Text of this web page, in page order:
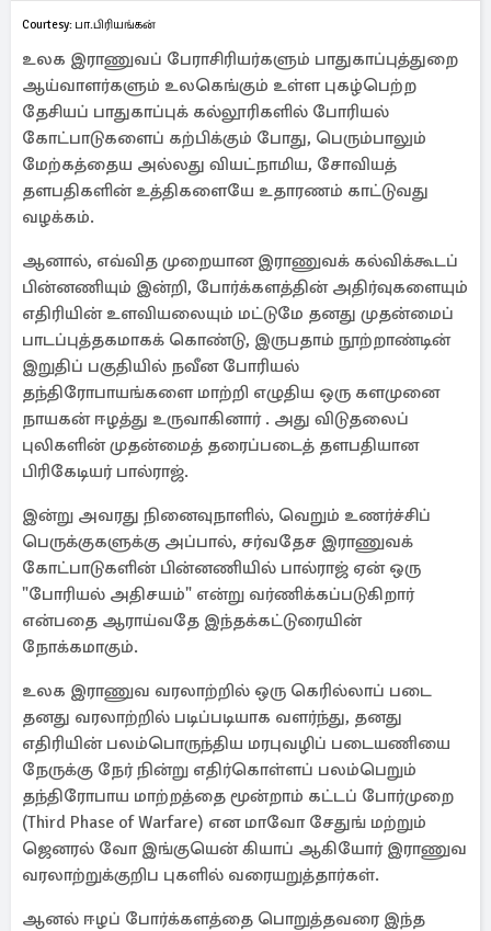
Courtesy: பா.பிரியங்கன்
உலக இராணுவப் பேராசிரியர்களும் பாதுகாப்புத்துறை
ஆய்வாளர்களும் உலகெங்கும் உள்ள புகழ்பெற்ற
தேசியப் பாதுகாப்புக் கல்லூரிகளில் போரியல்
கோட்பாடுகளைப் கற்பிக்கும் போது, பெரும்பாலும்
மேற்கத்தைய அல்லது வியட்நாமிய, சோவியத்
தளபதிகளின் உத்திகளையே உதாரணம் காட்டுவது
வழக்கம்.
ஆனால், எவ்வித முறையான இராணுவக் கல்விக்கூடப்
பின்னணியும் இன்றி, போர்க்களத்தின் அதிர்வுகளையும்
எதிரியின் உளவியலையும் மட்டுமே தனது முதன்மைப்
பாடப்புத்தகமாகக் கொண்டு, இருபதாம் நூற்றாண்டின்
இறுதிப் பகுதியில் நவீன போரியல்
தந்திரோபாயங்களை மாற்றி எழுதிய ஒரு களமுனை
நாயகன் ஈழத்து உருவாகினார் . அது விடுதலைப்
புலிகளின் முதன்மைத் தரைப்படைத் தளபதியான
பிரிகேடியர் பால்ராஜ்.
இன்று அவரது நினைவுநாளில், வெறும் உணர்ச்சிப்
பெருக்குகளுக்கு அப்பால், சர்வதேச இராணுவக்
கோட்பாடுகளின் பின்னணியில் பால்ராஜ் ஏன் ஒரு
"போரியல் அதிசயம்" என்று வர்ணிக்கப்படுகிறார்
என்பதை ஆராய்வதே இந்தக்கட்டுரையின்
நோக்கமாகும்.
உலக இராணுவ வரலாற்றில் ஒரு கெரில்லாப் படை
தனது வரலாற்றில் படிப்படியாக வளர்ந்து, தனது
எதிரியின் பலம்பொருந்திய மரபுவழிப் படையணியை
நேருக்கு நேர் நின்று எதிர்கொள்ளப் பலம்பெறும்
தந்திரோபாய மாற்றத்தை மூன்றாம் கட்டப் போர்முறை
(Third Phase of Warfare) என மாவோ சேதுங் மற்றும்
ஜெனரல் வோ இங்குயென் கியாப் ஆகியோர் இராணுவ
வரலாற்றுக்குறிப புகளில் வரையறுத்தார்கள்.
ஆனல் ஈழப் போர்க்களத்தை பொறுத்தவரை இந்த